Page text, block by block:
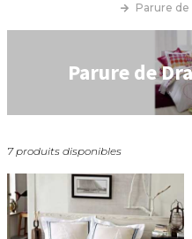
Parure de
Parure de
7 produits disponibles